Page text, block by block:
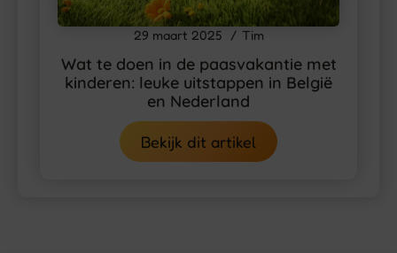
Wat te doen in de paasvakantie met
kinderen: leuke uitstappen in België
en Nederland
29 maart 2025 Tim
Bekijk dit artikel